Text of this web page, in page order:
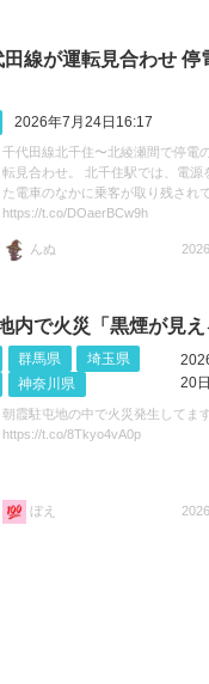
線が運転見合わせ 停
2026年7月24日16:17
千代田線北千住〜北綾瀬間で停電
転見合わせ。 北千住駅では、電源
た電車のなかに乗客が取り残されて
https://t.co/DOaerBCw9h
んぬ
内で火災「黒煙が見え
群馬県
埼玉県
神奈川県
20
朝霞駐屯地の中で火災発生してま
https://t.co/8Tkyo4vA0p
ぼえ